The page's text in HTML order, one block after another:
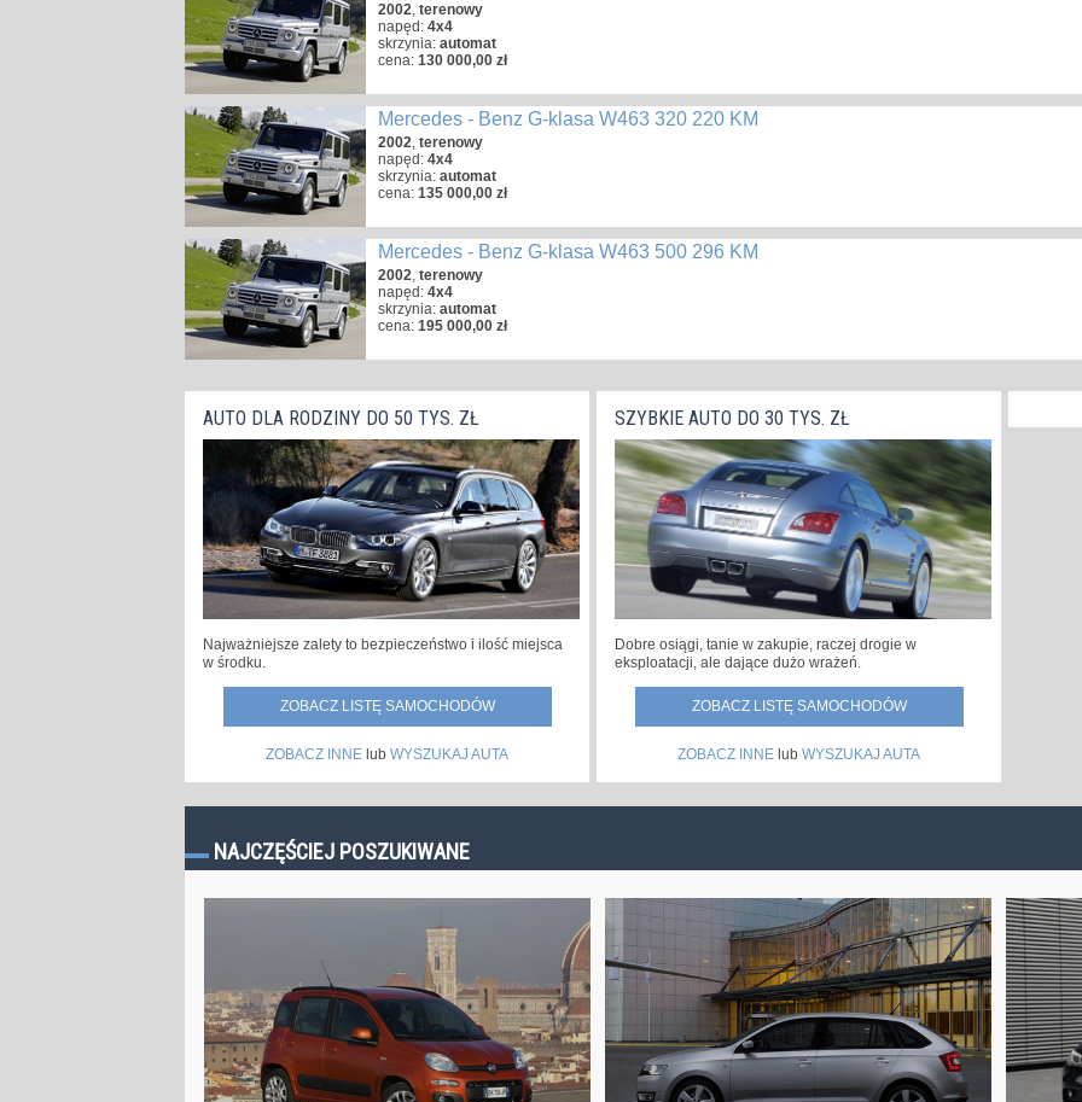
2002, terenowy
napęd: 4x4
skrzynia: automat
cena: 130 000,00 zł
Mercedes - Benz G-klasa W463 320 220 KM
2002, terenowy
napęd: 4x4
skrzynia: automat
cena: 135 000,00 zł
Mercedes - Benz G-klasa W463 500 296 KM
2002, terenowy
napęd: 4x4
skrzynia: automat
cena: 195 000,00 zł
AUTO DLA RODZINY DO 50 TYS. ZŁ
Najważniejsze zalety to bezpieczeństwo i ilość miejsca
w środku.
ZOBACZ LISTĘ SAMOCHODÓW
ZOBACZ INNE lub WYSZUKAJ AUTA
SZYBKIE AUTO DO 30 TYS. ZŁ
Dobre osiągi, tanie w zakupie, raczej drogie w
eksploatacji, ale dające dużo wrażeń.
ZOBACZ LISTĘ SAMOCHODÓW
ZOBACZ INNE lub WYSZUKAJ AUTA
NAJCZĘŚCIEJ POSZUKIWANE